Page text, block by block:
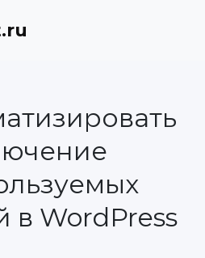
в WordPress